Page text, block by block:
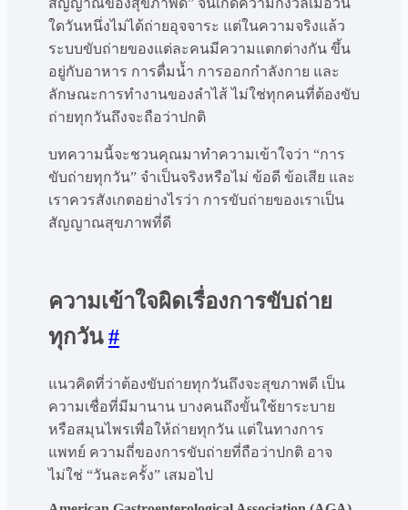
สัญญาณของสุขภาพดี” จนเกิดความกังวลเมื่อวัน
ใดวันหนึ่งไม่ได้ถ่ายอุจจาระ แต่ในความจริงแล้ว
ระบบขับถ่ายของแต่ละคนมีความแตกต่างกัน ขึ้น
อยู่กับอาหาร การดื่มน้ำ การออกกำลังกาย และ
ลักษณะการทำงานของลำไส้ ไม่ใช่ทุกคนที่ต้องขับ
ถ่ายทุกวันถึงจะถือว่าปกติ
บทความนี้จะชวนคุณมาทำความเข้าใจว่า “การ
ขับถ่ายทุกวัน” จำเป็นจริงหรือไม่ ข้อดี ข้อเสีย และ
เราควรสังเกตอย่างไรว่า การขับถ่ายของเราเป็น
สัญญาณสุขภาพที่ดี
ความเข้าใจผิดเรื่องการขับถ่าย
ทุกวัน #
แนวคิดที่ว่าต้องขับถ่ายทุกวันถึงจะสุขภาพดี เป็น
ความเชื่อที่มีมานาน บางคนถึงขั้นใช้ยาระบาย
หรือสมุนไพรเพื่อให้ถ่ายทุกวัน แต่ในทางการ
แพทย์ ความถี่ของการขับถ่ายที่ถือว่าปกติ อาจ
ไม่ใช่ “วันละครั้ง” เสมอไป